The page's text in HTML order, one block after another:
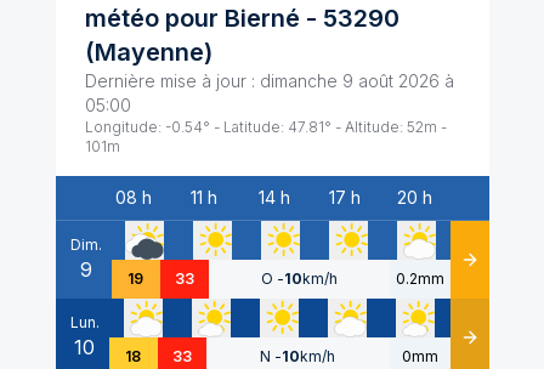
météo pour Bierné - 53290
(Mayenne)
Dernière mise à jour : dimanche 9 août 2026 à
05:00
Longitude: -0.54° - Latitude: 47.81° - Altitude: 52m -
101m
Date
08 h 11 h 14 h 17 h 20 h
Dim.
9 19 33 O -10km/h 0.2mm Détails
Lun.
10 18 33 N -10km/h 0mm Détails